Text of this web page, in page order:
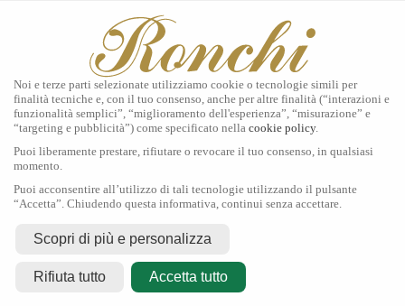
Tudor
Orologi
Secondo Polso
Contatti
Noi e terze parti selezionate utilizziamo cookie o tecnologie simili per
finalità tecniche e, con il tuo consenso, anche per altre finalità (“interazioni e
funzionalità semplici”, “miglioramento dell'esperienza”, “misurazione” e
“targeting e pubblicità”) come specificato nella cookie policy.
Puoi liberamente prestare, rifiutare o revocare il tuo consenso, in qualsiasi
momento.
Puoi acconsentire all’utilizzo di tali tecnologie utilizzando il pulsante
“Accetta”. Chiudendo questa informativa, continui senza accettare.
Scopri di più e personalizza
Rifiuta tutto Accetta tutto